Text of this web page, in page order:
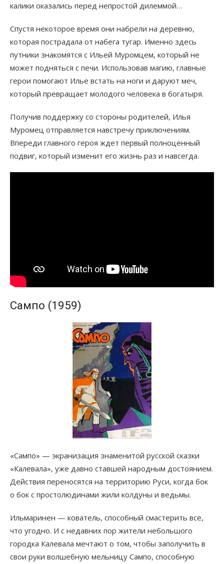
калики оказались перед непростой дилеммой…
Спустя некоторое время они набрели на деревню,
которая пострадала от набега тугар. Именно здесь
путники знакомятся с Ильей Муромцем, который не
может подняться с печи. Использовав магию, главные
герои помогают Илье встать на ноги и даруют меч,
который превращает молодого человека в богатыря.
Получив поддержку со стороны родителей, Илья
Муромец отправляется навстречу приключениям.
Впереди главного героя ждет первый полноценный
подвиг, который изменит его жизнь раз и навсегда.
Сампо (1959)
«Сампо» — экранизация знаменитой русской сказки
«Калевала», уже давно ставшей народным достоянием.
Действия переносятся на территорию Руси, когда бок
о бок с простолюдинами жили колдуны и ведьмы.
Ильмаринен — кователь, способный смастерить все,
что угодно. И с недавних пор жители небольшого
городка Калевала мечтают о том, чтобы заполучить в
свои руки волшебную мельницу Сампо, способную